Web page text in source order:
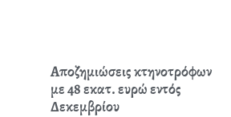
Αποζημιώσεις κτηνοτρόφων
με 48 εκατ. ευρώ εντός
Δεκεμβρίου